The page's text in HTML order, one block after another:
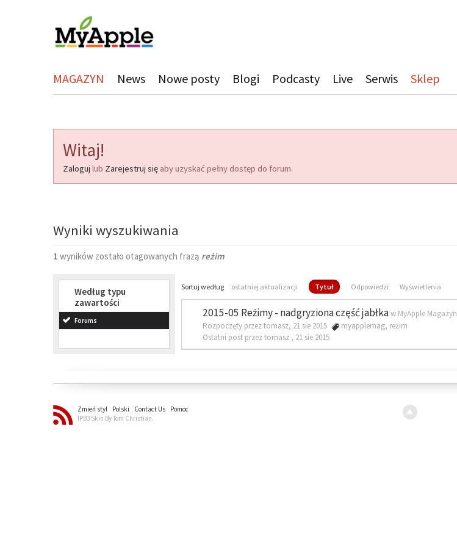
MAGAZYN News Nowe posty Blogi Podcasty Live Serwis Sklep
Witaj!
Zaloguj lub Zarejestruj się aby uzyskać pełny dostęp do forum.
Wyniki wyszukiwania
1 wyników zostało otagowanych frazą reżim
Według typu
zawartości
Forums
Sortuj według ostatniej aktualizacji Tytuł Odpowiedzi Wyświetlenia
2015-05 Reżimy - nadgryziona część jabłkaw MyApple Magazyn
Rozpoczęty przez tomasz, 21 sie 2015
myapplemag, reżim
Ostatni post przez tomasz , 21 sie 2015
Zmień styl Polski Contact Us
Pomoc
IPB3 Skin By Tom Christian.